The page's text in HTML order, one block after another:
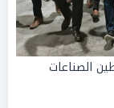
الصناعات